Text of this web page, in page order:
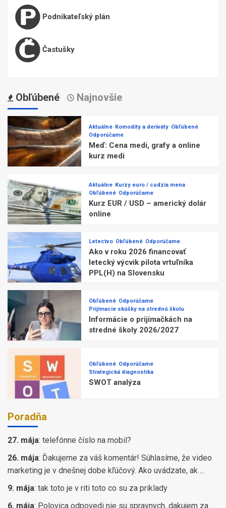
Podnikateľský plán
Častušky
Obľúbené Najnovšie
Aktuálne Komodity a deriváty Obľúbené
Odporúčame
Meď: Cena medi, grafy a online
kurz medi
Aktuálne Kurzy euro / cudzia mena
Obľúbené Odporúčame
Kurz EUR / USD – americký dolár
online
Letectvo Obľúbené Odporúčame
Ako v roku 2026 financovať
letecký výcvik pilota vrtuľníka
PPL(H) na Slovensku
Obľúbené Odporúčame
Prijímacie skúšky na strednú školu
Informácie o prijímačkách na
stredné školy 2026/2027
Obľúbené Odporúčame
Strategická diagnostika
SWOT analýza
Poradňa
27. mája: telefónne číslo na mobil?
26. mája: Ďakujeme za váš komentár! Súhlasíme, že video
marketing je v dnešnej dobe kľúčový. Ako uvádzate, ak ...
9. mája: tak toto je v riti toto co su za priklady
6. mája: Polovica odpovedi nie su spravnych, dakujem za